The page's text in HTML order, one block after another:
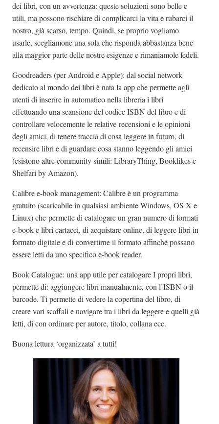
dei libri, con un avvertenza: queste soluzioni sono belle e
utili, ma possono rischiare di complicarci la vita e rubarci il
nostro, già scarso, tempo. Quindi, se proprio vogliamo
usarle, scegliamone una sola che risponda abbastanza bene
alla maggior parte delle nostre esigenze e rimaniamole fedeli.
Goodreaders (per Android e Apple): dal social network
dedicato al mondo dei libri è nata la app che permette agli
utenti di inserire in automatico nella libreria i libri
effettuando una scansione del codice ISBN del libro e di
controllare velocemente le relative recensioni e le opinioni
degli amici, di tenere traccia di cosa leggere in futuro, di
recensire libri e di guardare cosa stanno leggendo gli amici
(esistono altre community simili: LibraryThing, Booklikes e
Shelfari by Amazon).
Calibre e-book management: Calibre è un programma
gratuito (scaricabile in qualsiasi ambiente Windows, OS X e
Linux) che permette di catalogare un gran numero di formati
e-book e libri cartacei, di acquistare online, di leggere libri in
formato digitale e di convertirne il formato affinché possano
essere letti da uno specifico e-book reader.
Book Catalogue: una app utile per catalogare I propri libri,
permette di: aggiungere libri manualmente, con l’ISBN o il
barcode. Ti permette di vedere la copertina del libro, di
creare vari scaffali e navigare tra i libri da leggere e quelli già
letti, di con ordinare per autore, titolo, collana ecc.
Buona lettura ‘organizzata’ a tutti!